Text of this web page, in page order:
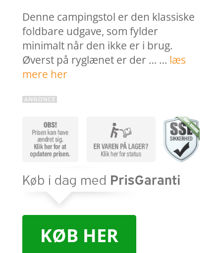
Denne campingstol er den klassiske
foldbare udgave, som fylder
minimalt når den ikke er i brug.
Øverst på ryglænet er der … … læs
mere her
KØB HER